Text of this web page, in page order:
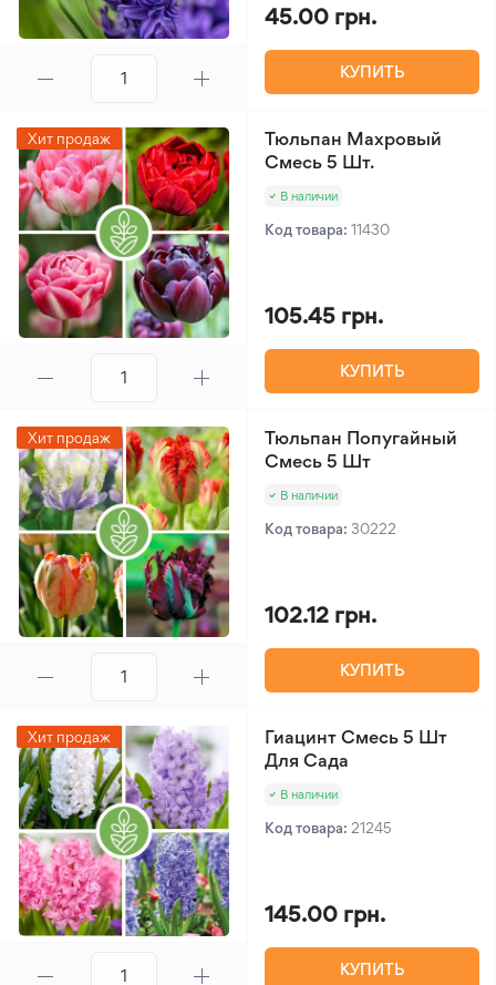
45.00 грн.
КУПИТЬ
Хит продаж
Тюльпан Махровый
Смесь 5 Шт.
В наличии
Код товара: 11430
105.45 грн.
КУПИТЬ
Хит продаж
Тюльпан Попугайный
Смесь 5 Шт
В наличии
Код товара: 30222
102.12 грн.
КУПИТЬ
Хит продаж
Гиацинт Смесь 5 Шт
Для Сада
В наличии
Код товара: 21245
145.00 грн.
КУПИТЬ